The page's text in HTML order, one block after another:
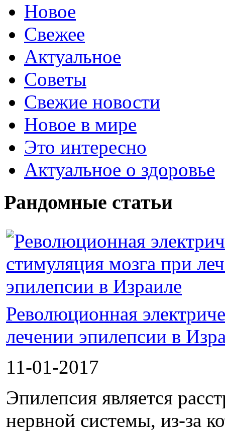
Новое
Свежее
Актуальное
Советы
Свежие новости
Новое в мире
Это интересно
Актуальное о здоровье
Рандомные статьи
Революционная
лечении эпилепсии в
11-01-2017
Эпилепсия является
нервной системы, из-за